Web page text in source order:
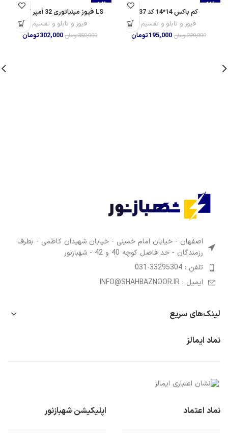
-11%
کم باکس 14*14 کد 37
فیوز و تابلو و تقسیم
220,000تومان 195,000تومان
-14%
LS فیوز مینیاتوری 32 آمپر کد 34
فیوز و تابلو و تقسیم
350,000تومان 302,000تومان
اصفهان - خیابان امام خمینی - خیابان شهیدان کاظمی - بطرف
رزمندگان - حد فاصل کوچه 40 و 42 - شهبازنور
تلفن : 33295304-031
ایمیل : INFO@SHAHBAZNOOR.IR
لینک‌های سریع
نماد ایمالز
نماد اعتماد اپلیکیشن شهبازنور